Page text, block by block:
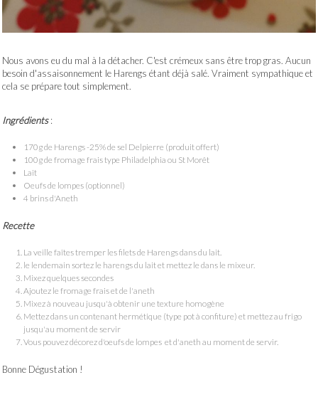
Nous avons eu du mal à la détacher. C'est crémeux sans être trop gras. Aucun
besoin d'assaisonnement le Harengs étant déjà salé. Vraiment sympathique et
cela se prépare tout simplement.
Ingrédients:
170g de Harengs -25% de sel Delpierre (produit offert)
100g de fromage frais type Philadelphia ou St Morêt
Lait
Oeufs de lompes (optionnel)
4 brins d'Aneth
Recette
La veille faîtes tremper les filets de Harengs dans du lait.
le lendemain sortez le harengs du lait et mettez le dans le mixeur.
Mixez quelques secondes
Ajoutez le fromage frais et de l'aneth
Mixez à nouveau jusqu'à obtenir une texture homogène
Mettez dans un contenant hermétique (type pot à confiture) et mettez au frigo
jusqu'au moment de servir
Vous pouvez décorez d'oeufs de lompes et d'aneth au moment de servir.
Bonne Dégustation !